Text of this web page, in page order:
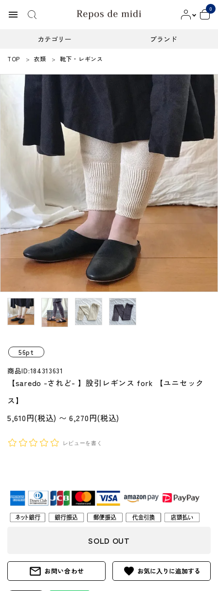
menu
0
カテゴリー ブランド
ACCOUNT MENU
ようこそ ゲスト 様
person 新規会員登録
カテゴリー
ブランド
インフォメーション
ご利用ガイド
プライバシーポリシー
特定商取引法について
お問い合わせ
TOP 衣類 靴下・レギンス
56pt
商品ID:184313631
【saredo -されど- 】股引レギンス fork 【ユニセック
ス】
5,610円(税込) 〜 6,270円(税込)
レビューを書く
SOLD OUT
mail_outline お問い合わせ favorite